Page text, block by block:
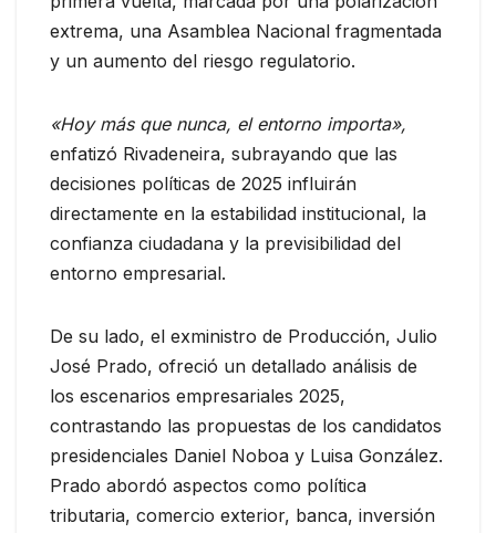
extrema, una Asamblea Nacional fragmentada
y un aumento del riesgo regulatorio.
«Hoy más que nunca, el entorno importa»,
enfatizó Rivadeneira, subrayando que las
decisiones políticas de 2025 influirán
directamente en la estabilidad institucional, la
confianza ciudadana y la previsibilidad del
entorno empresarial.
De su lado, el exministro de Producción, Julio
José Prado, ofreció un detallado análisis de
los escenarios empresariales 2025,
contrastando las propuestas de los candidatos
presidenciales Daniel Noboa y Luisa González.
Prado abordó aspectos como política
tributaria, comercio exterior, banca, inversión